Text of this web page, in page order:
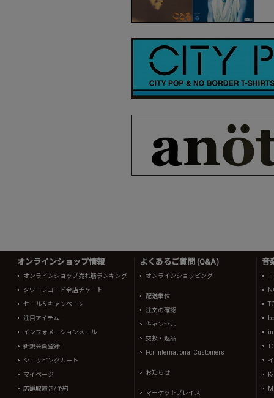
オンラインショップ情報
オンラインショップ売れ筋ランキング
タワーレコード全店チャート
セール＆キャンペーン
注目アイテム
インフォメーションメール
新規会員登録
ショッピングカート
マイページ
店舗取置き/予約
よくあるご質問 (Q&A)
オンラインショッピング
配送単位
注文の確認
キャンセル
交換・返品
For International Customers
お知らせ
マーケットプレイス
音